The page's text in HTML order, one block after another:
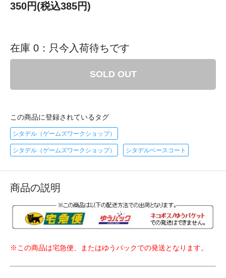
350円(税込385円)
在庫 0：只今入荷待ちです
SOLD OUT
この商品に登録されているタグ
シタデル（ゲームズワークショップ）
シタデル（ゲームズワークショップ） シタデルベースコート
商品の説明
※この商品は宅急便、またはゆうパックでの発送となります。